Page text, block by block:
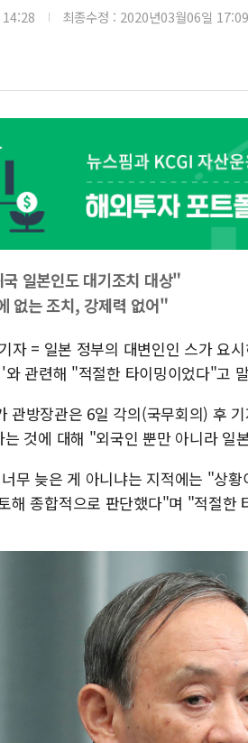
최종수정 : 2020년03월06일 17:09
일본인도 대기조치 대상"
없는 조치, 강제력 없어"
자 = 일본 정부의 대변인인 스가 요
관련해 "적절한 타이밍이었다"고
관방장관은 6일 각의(국무회의) 후
것에 대해 "외국인 뿐만 아니라 일
무 늦은 게 아니냐는 지적에는 "상
해 종합적으로 판단했다"며 "적절한